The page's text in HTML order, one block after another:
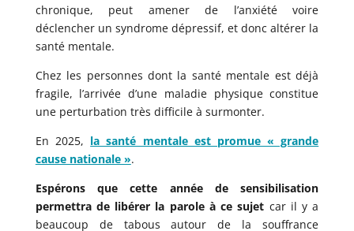
chronique, peut amener de l’anxiété voire
déclencher un syndrome dépressif, et donc altérer la
santé mentale.
Chez les personnes dont la santé mentale est déjà
fragile, l’arrivée d’une maladie physique constitue
une perturbation très difficile à surmonter.
En 2025, la santé mentale est promue « grande
cause nationale ».
Espérons que cette année de sensibilisation
permettra de libérer la parole à ce sujet car il y a
beaucoup de tabous autour de la souffrance